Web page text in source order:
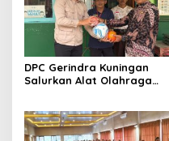
DPC Gerindra Kuningan
Salurkan Alat Olahraga
Pembinaan Generasi Muda